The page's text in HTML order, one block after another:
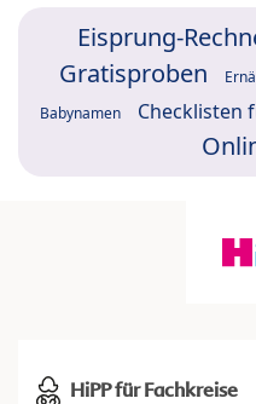
Eisprung-
Gratisproben
Babynamen Checklisten
HiPP für Fachkreise